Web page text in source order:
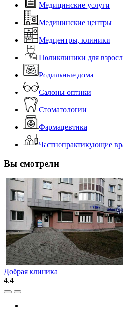
Медицинские услуги
Медицинские центры
Медцентры, клиники
Поликлиники для
Родильные дома
Салоны оптики
Стоматологии
Фармацевтика
Частнопрактикующие
Вы смотрели
Добрая клиника
4.4